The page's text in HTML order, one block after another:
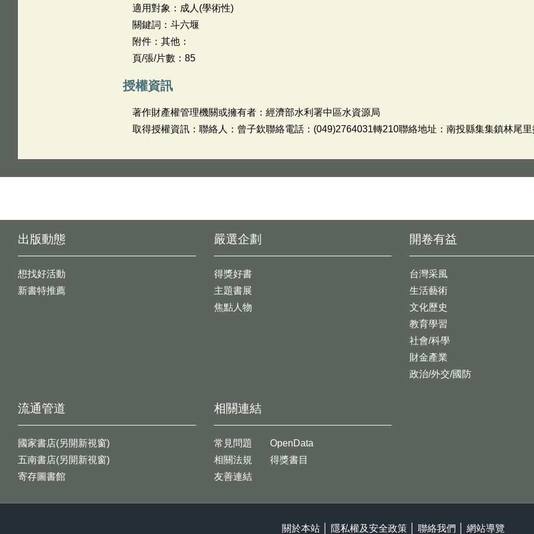
適用對象：成人(學術性)
關鍵詞：斗六堰
附件：其他：
頁/張/片數：85
授權資訊
著作財產權管理機關或擁有者：經濟部水利署中區水資源局
取得授權資訊：聯絡人：曾子欽聯絡電話：(049)2764031轉210聯絡地址：南投縣集集鎮林尾
出版動態
想找好活動
新書特推薦
開卷有益
台灣采風
生活藝術
文化歷史
教育學習
社會/科學
財金產業
政治/外交/國防
嚴選企劃
得獎好書
主題書展
焦點人物
流通管道
國家書店(另開新視窗)
五南書店(另開新視窗)
寄存圖書館
相關連結
常見問題
相關法規
友善連結
OpenData
得獎書目
關於本站 隱私權及安全政策 聯絡我們 網站導覽